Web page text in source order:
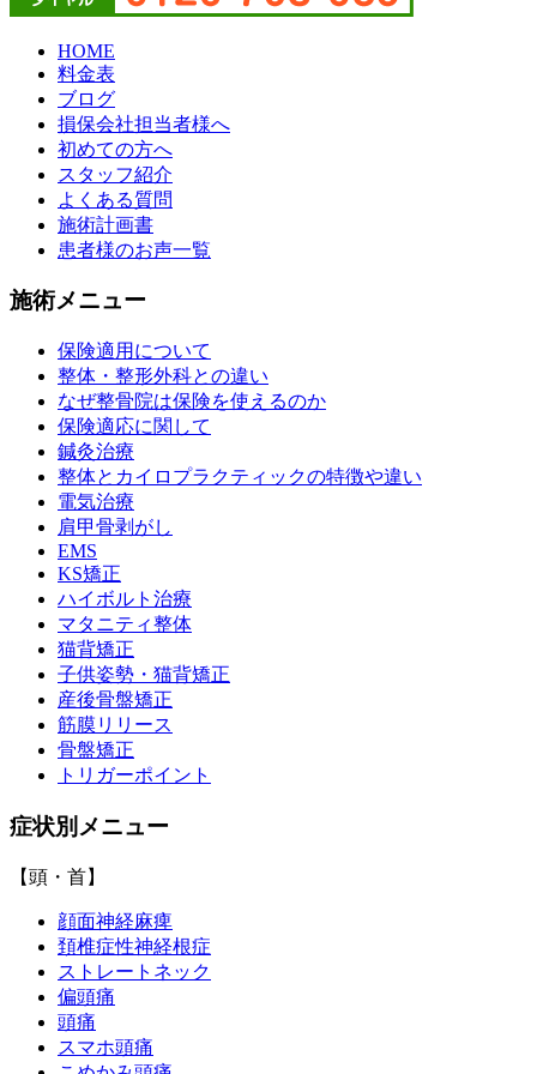
HOME
料金表
ブログ
損保会社担当者様へ
初めての方へ
スタッフ紹介
よくある質問
施術計画書
患者様のお声一覧
施術メニュー
保険適用について
整体・整形外科との違い
なぜ整骨院は保険を使えるのか
保険適応に関して
鍼灸治療
整体とカイロプラクティックの特徴や違い
電気治療
肩甲骨剥がし
EMS
KS矯正
ハイボルト治療
マタニティ整体
猫背矯正
子供姿勢・猫背矯正
産後骨盤矯正
筋膜リリース
骨盤矯正
トリガーポイント
症状別メニュー
【頭・首】
顔面神経麻痺
頚椎症性神経根症
ストレートネック
偏頭痛
頭痛
スマホ頭痛